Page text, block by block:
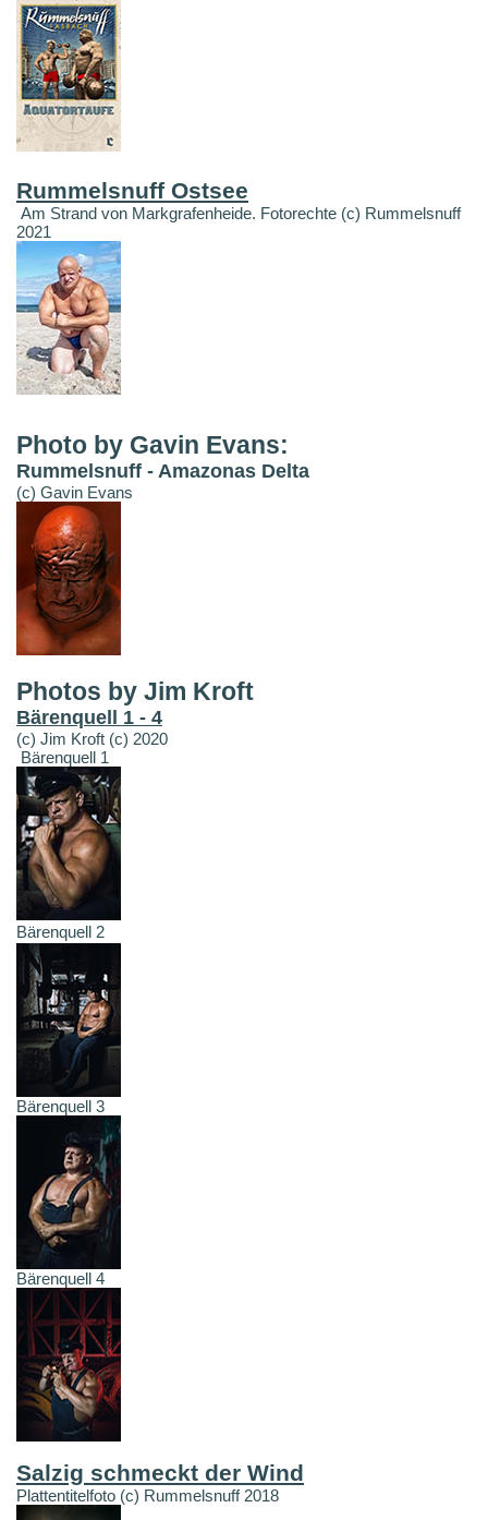
Rummelsnuff Ostsee
Am Strand von Markgrafenheide. Fotorechte (c) Rummelsnuff
2021
Photo by Gavin Evans:
Rummelsnuff - Amazonas Delta
(c) Gavin Evans
Photos by Jim Kroft
Bärenquell 1 - 4
(c) Jim Kroft (c) 2020
Bärenquell 1
Bärenquell 2
Bärenquell 3
Bärenquell 4
Salzig schmeckt der Wind
Plattentitelfoto (c) Rummelsnuff 2018